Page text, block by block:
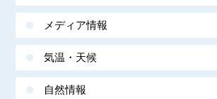
メディア情報
気温・天候
自然情報